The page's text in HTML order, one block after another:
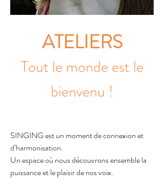
ATELIERS
Tout le monde est le
bienvenu !
SINGING est un moment de connexion et
d’harmonisation.
Un espace où nous découvrons ensemble la
puissance et le plaisir de nos voix.